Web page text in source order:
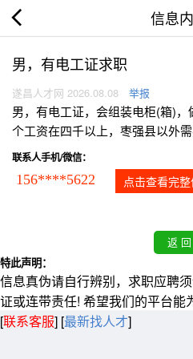
信息
男，有电工证求职
遂昌人才网 2026.08.08 举报
男，有电工证，会组装电柜(箱)
个工资在四千以上，枣强县以外
联系人手机/微信：
156****5622 点击查看完
特此声明：
信息真伪请自行辨别，求职应聘
证或连带责任! 希望我们的平台能
[联系客服] [最新找人才]